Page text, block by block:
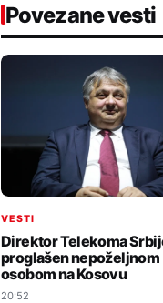
Povezane vesti
VESTI
Direktor Telekoma
proglašen nepoželjnom
osobom na Kosovu
20:52